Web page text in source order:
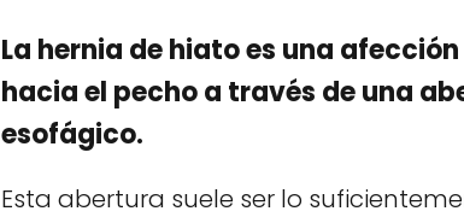
La hernia de hiato es una
hacia el pecho a través de una
esofágico.
Esta abertura suele ser lo